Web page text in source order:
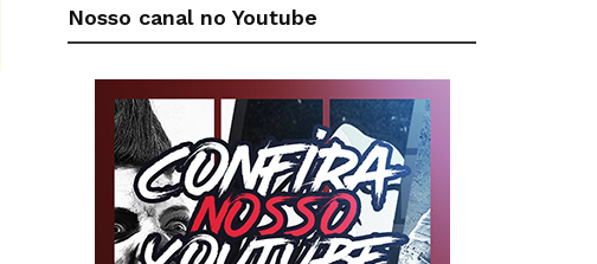
Nosso canal no Youtube